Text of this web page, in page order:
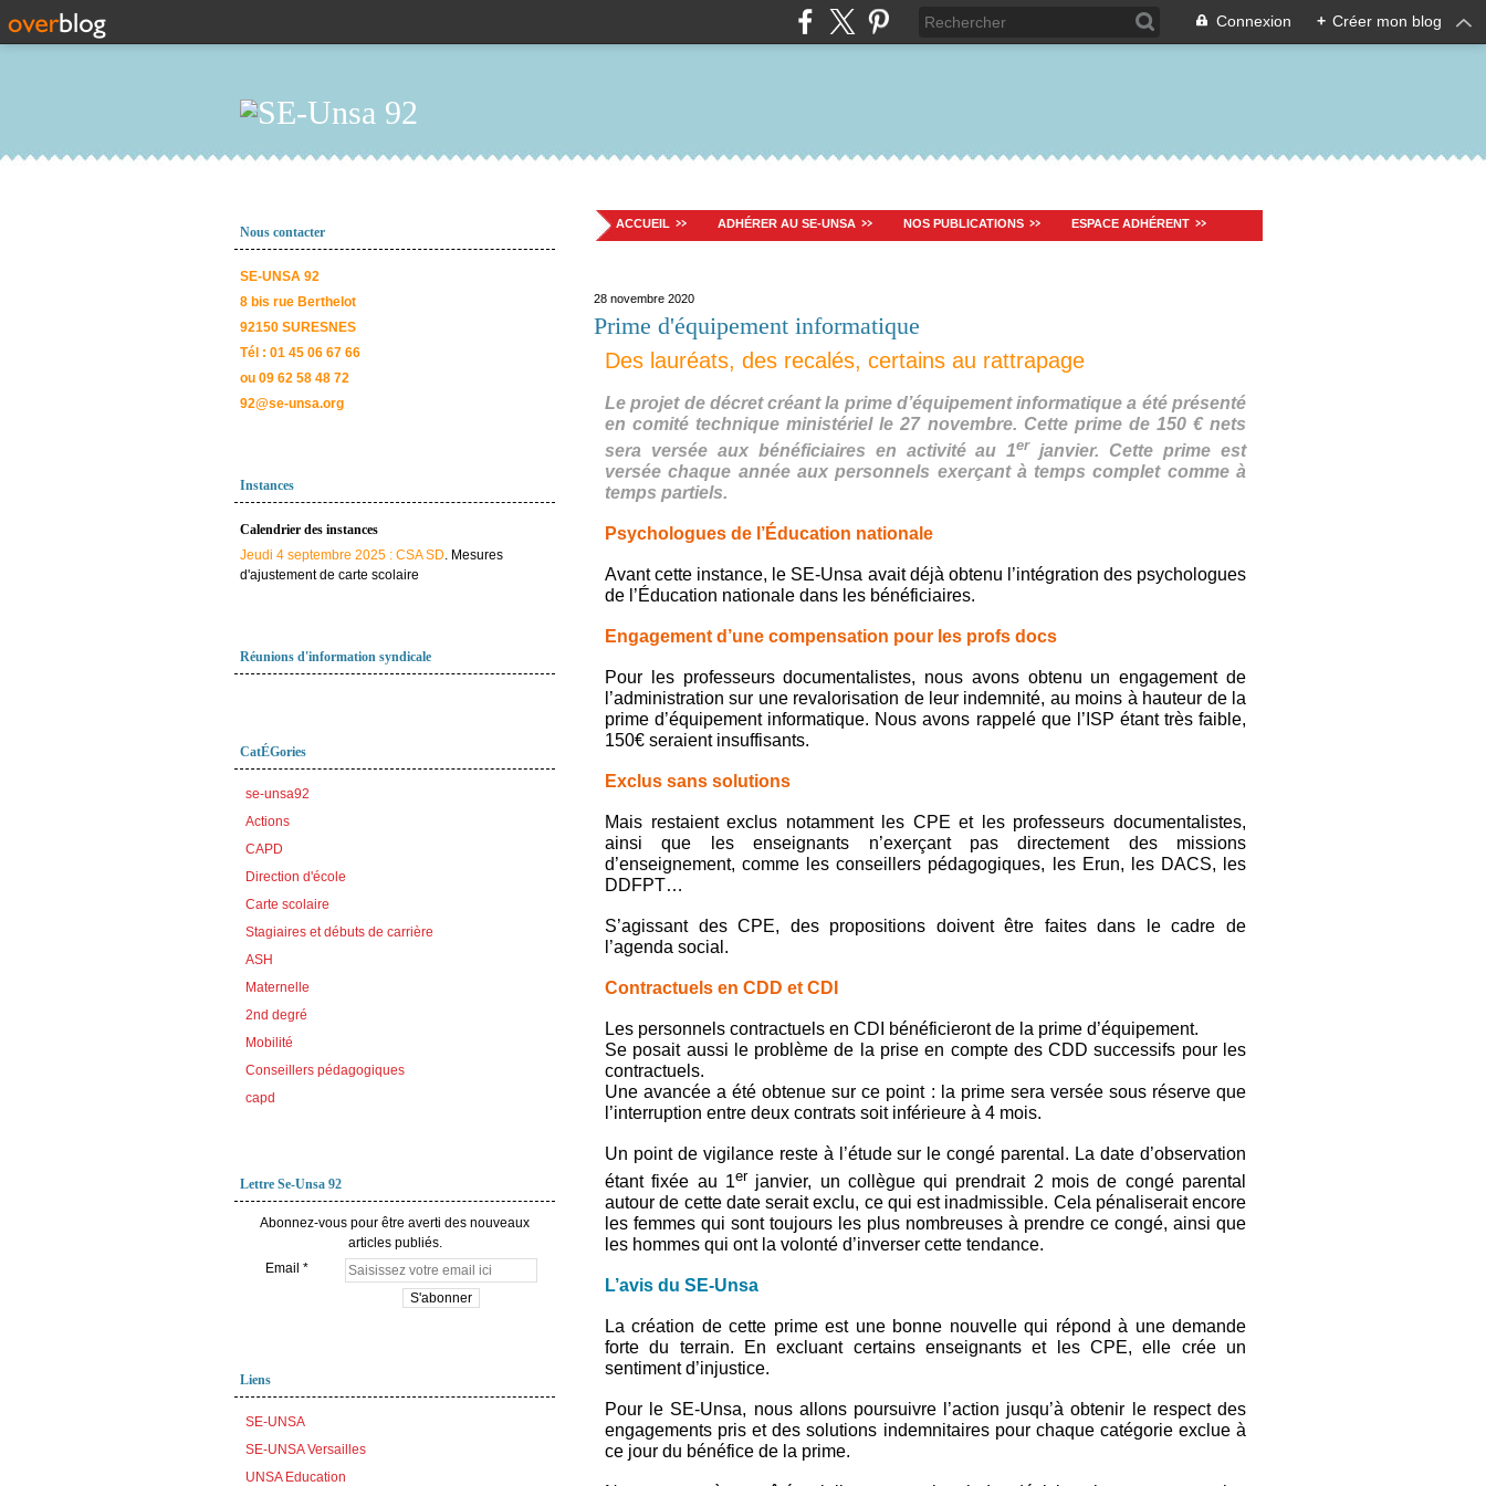
Connexion + Créer mon blog
Nous contacter
SE-UNSA 92
8 bis rue Berthelot
92150 SURESNES
Tél : 01 45 06 67 66
ou 09 62 58 48 72
92@se-unsa.org
Instances
Calendrier des instances
Jeudi 4 septembre 2025 : CSA SD. Mesures
d'ajustement de carte scolaire
Réunions d'information syndicale
CatÉGories
se-unsa92
Actions
CAPD
Direction d'école
Carte scolaire
Stagiaires et débuts de carrière
ASH
Maternelle
2nd degré
Mobilité
Conseillers pédagogiques
capd
Lettre Se-Unsa 92
Abonnez-vous pour être averti des nouveaux
articles publiés.
Email
Liens
SE-UNSA
SE-UNSA Versailles
UNSA Education
ACCUEIL ADHÉRER AU SE-UNSA NOS PUBLICATIONS ESPACE ADHÉRENT
28 novembre 2020
Prime d'équipement informatique
Des lauréats, des recalés, certains au rattrapage
Le projet de décret créant la prime d’équipement informatique a été présenté
en comité technique ministériel le 27 novembre. Cette prime de 150 € nets
sera versée aux bénéficiaires en activité au 1erjanvier. Cette prime est
versée chaque année aux personnels exerçant à temps complet comme à
temps partiels.
Psychologues de l’Éducation nationale
Avant cette instance, le SE-Unsa avait déjà obtenu l’intégration des psychologues
de l’Éducation nationale dans les bénéficiaires.
Engagement d’une compensation pour les profs docs
Pour les professeurs documentalistes, nous avons obtenu un engagement de
l’administration sur une revalorisation de leur indemnité, au moins à hauteur de la
prime d’équipement informatique. Nous avons rappelé que l’ISP étant très faible,
150€ seraient insuffisants.
Exclus sans solutions
Mais restaient exclus notamment les CPE et les professeurs documentalistes,
ainsi que les enseignants n’exerçant pas directement des missions
d’enseignement, comme les conseillers pédagogiques, les Erun, les DACS, les
DDFPT…
S’agissant des CPE, des propositions doivent être faites dans le cadre de
l’agenda social.
Contractuels en CDD et CDI
Les personnels contractuels en CDI bénéficieront de la prime d’équipement.
Se posait aussi le problème de la prise en compte des CDD successifs pour les
contractuels.
Une avancée a été obtenue sur ce point : la prime sera versée sous réserve que
l’interruption entre deux contrats soit inférieure à 4 mois.
Un point de vigilance reste à l’étude sur le congé parental. La date d’observation
étant fixée au 1er janvier, un collègue qui prendrait 2 mois de congé parental
autour de cette date serait exclu, ce qui est inadmissible. Cela pénaliserait encore
les femmes qui sont toujours les plus nombreuses à prendre ce congé, ainsi que
les hommes qui ont la volonté d’inverser cette tendance.
L’avis du SE-Unsa
La création de cette prime est une bonne nouvelle qui répond à une demande
forte du terrain. En excluant certains enseignants et les CPE, elle crée un
sentiment d’injustice.
Pour le SE-Unsa, nous allons poursuivre l’action jusqu’à obtenir le respect des
engagements pris et des solutions indemnitaires pour chaque catégorie exclue à
ce jour du bénéfice de la prime.